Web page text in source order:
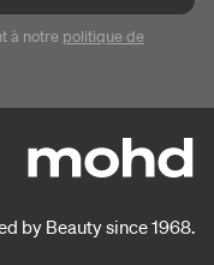
à notre politique de
by Beauty since 1968.